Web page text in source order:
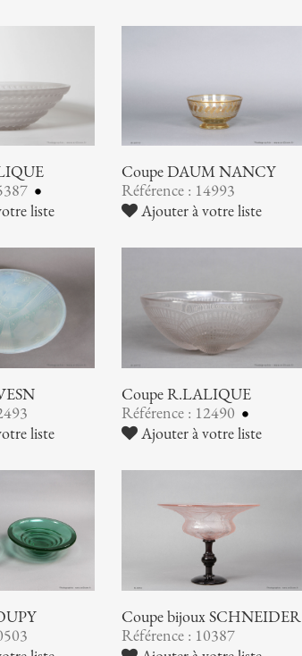
liste
Coupe DAUM NANCY
Référence : 14993
Ajouter à votre liste
liste
Coupe R.LALIQUE
Référence : 12490
Ajouter à votre liste
Coupe bijoux SCHNEIDER
Référence : 10387